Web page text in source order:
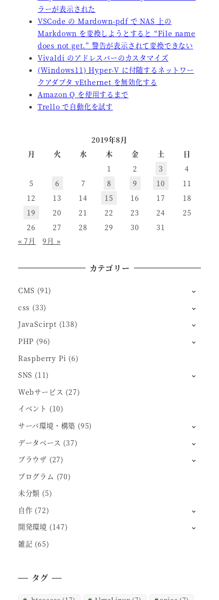
ラーが表示された
VSCode の Mardown-pdf で NAS 上の
Markdown を変換しようとすると “File name
does not get.” 警告が表示されて変換できない
Vivaldi のアドレスバーのカスタマイズ
(Windows11) Hyper-V に付随するネットワー
クアダプタ vEthernet を無効化する
Amazon Q を使用するまで
Trello で自動化を試す
2019年8月
月
火 水 木 金 土
日
1
2 3
4
5
6 7 8 9 10
11
12
13 14 15 16 17
18
19
20 21 22 23 24
25
26
27 28 29 30
31
« 7月
9月 »
カテゴリー
CMS (91)
css (33)
JavaScirpt (138)
PHP (96)
Raspberry Pi (6)
SNS (11)
Webサービス (27)
イベント (10)
サーバ環境・構築 (95)
データベース (37)
ブラウザ (27)
プログラム (70)
未分類 (5)
自作 (72)
開発環境 (147)
雑記 (65)
タグ